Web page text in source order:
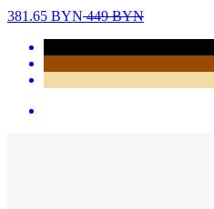
381.65 BYN449BYN